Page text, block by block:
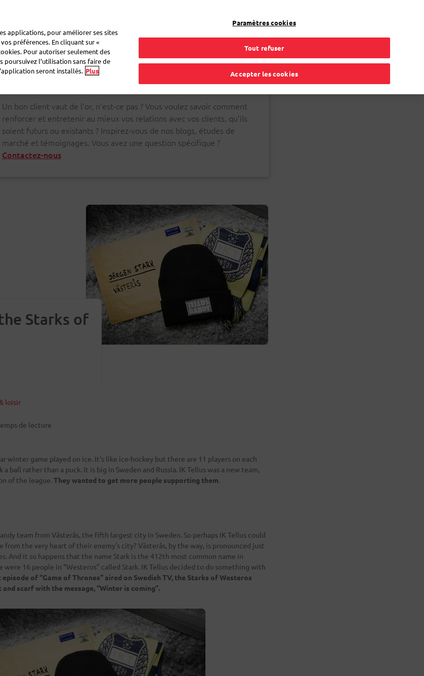
Professionnel
Recevoir du courrier Logistique FAQ eShop
Un bon client vaut de l’or, n'est-ce pas ? Vous voulez savoir comment
renforcer et entretenir au mieux vos relations avec vos clients, qu’ils
soient futurs ou existants ? Inspirez-vous de nos blogs, études de
marché et témoignages. Vous avez une question spécifique ?
Contactez-nous
Starks of
loisir
de lecture
winter game played on ice. It’s like ice-hockey but there are 11 players on each
ball rather than a puck. It is big in Sweden and Russia. IK Tellus was a new team,
of the league. They wanted to get more people supporting them.
team from Västerås, the fifth largest city in Sweden. So perhaps IK Tellus could
the very heart of their enemy’s city? Västerås, by the way, is pronounced just
And it so happens that the name Stark is the 412th most common name in
16 people in “Westeros” called Stark. IK Tellus decided to do something with
of “Game of Thrones” aired on Swedish TV, the Starks of Westeros
scarf with the message, “Winter is coming”.
applications, pour améliorer ses sites
préférences. En cliquant sur «
Pour autoriser seulement des
poursuivez l’utilisation sans faire de
seront installés. Plus
Paramètres cookies
Tout refuser
Accepter les cookies